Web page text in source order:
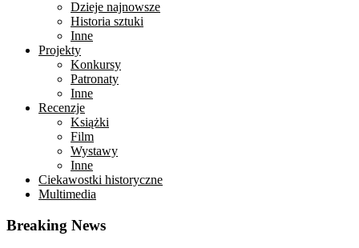
Dzieje najnowsze
Historia sztuki
Inne
Projekty
Konkursy
Patronaty
Inne
Recenzje
Książki
Film
Wystawy
Inne
Ciekawostki historyczne
Multimedia
Breaking News